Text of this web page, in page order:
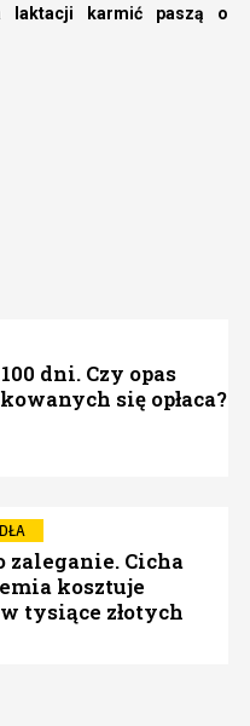
laktacji karmić paszą o
dni. Czy opas
się opłaca?
Cicha
kosztuje
tysiące złotych